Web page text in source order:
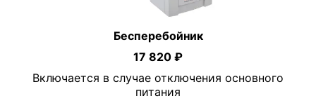
Бесперебойник
17 820 ₽
Включается в случае отключения основного
питания